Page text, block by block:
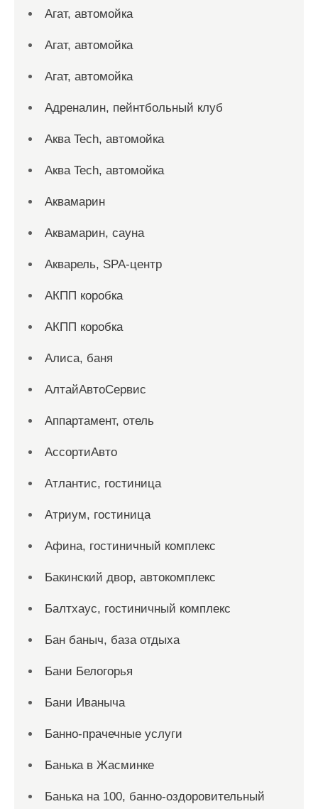
Агат, автомойка
Агат, автомойка
Агат, автомойка
Адреналин, пейнтбольный клуб
Аква Tech, автомойка
Аква Tech, автомойка
Аквамарин
Аквамарин, сауна
Акварель, SPA-центр
АКПП коробка
АКПП коробка
Алиса, баня
АлтайАвтоСервис
Аппартамент, отель
АссортиАвто
Атлантис, гостиница
Атриум, гостиница
Афина, гостиничный комплекс
Бакинский двор, автокомплекс
Балтхаус, гостиничный комплекс
Бан баныч, база отдыха
Бани Белогорья
Бани Иваныча
Банно-прачечные услуги
Банька в Жасминке
Банька на 100, банно-оздоровительный